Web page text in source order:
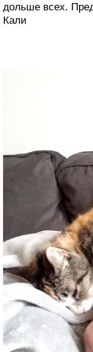
дольше всех.
Кали